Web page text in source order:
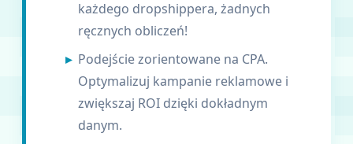
każdego dropshippera, żadnych
ręcznych obliczeń!
Podejście zorientowane na CPA.
Optymalizuj kampanie reklamowe i
zwiększaj ROI dzięki dokładnym
danym.